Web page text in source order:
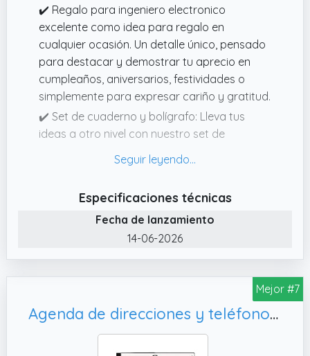
alfabéticas fáciles de usar para acceder
rápidamente a direcciones importantes de
sitios web, correos electrónicos, nombres de
usuario y contraseñas. Ampliamente
aplicable a varias plataformas en línea, esta
herramienta indispensable facilita la gestión
de contraseñas.
✔️ Regalo para ingeniero electronico
excelente como idea para regalo en
cualquier ocasión. Un detalle único, pensado
para destacar y demostrar tu aprecio en
cumpleaños, aniversarios, festividades o
simplemente para expresar cariño y gratitud.
✔️ Set de cuaderno y bolígrafo: Lleva tus
ideas a otro nivel con nuestro set de
diseño grabado en la portada, es el
que desee un toque original y profesional en
su escritorio.
✔️ Regalo original para profesionales:
Sorprende a esa persona especial en tu vida
con un regalo único y significativo. Nuestro
oficios, de 80 hojas rayadas y un bolígrafo
natural, es perfecto para cualquier ocasión y
Especificaciones técnicas
Fecha de lanzamiento
14-06-2026
Mejor #7
Agenda de direcciones y teléfono con pestañas, 5 x 7 pulgadas